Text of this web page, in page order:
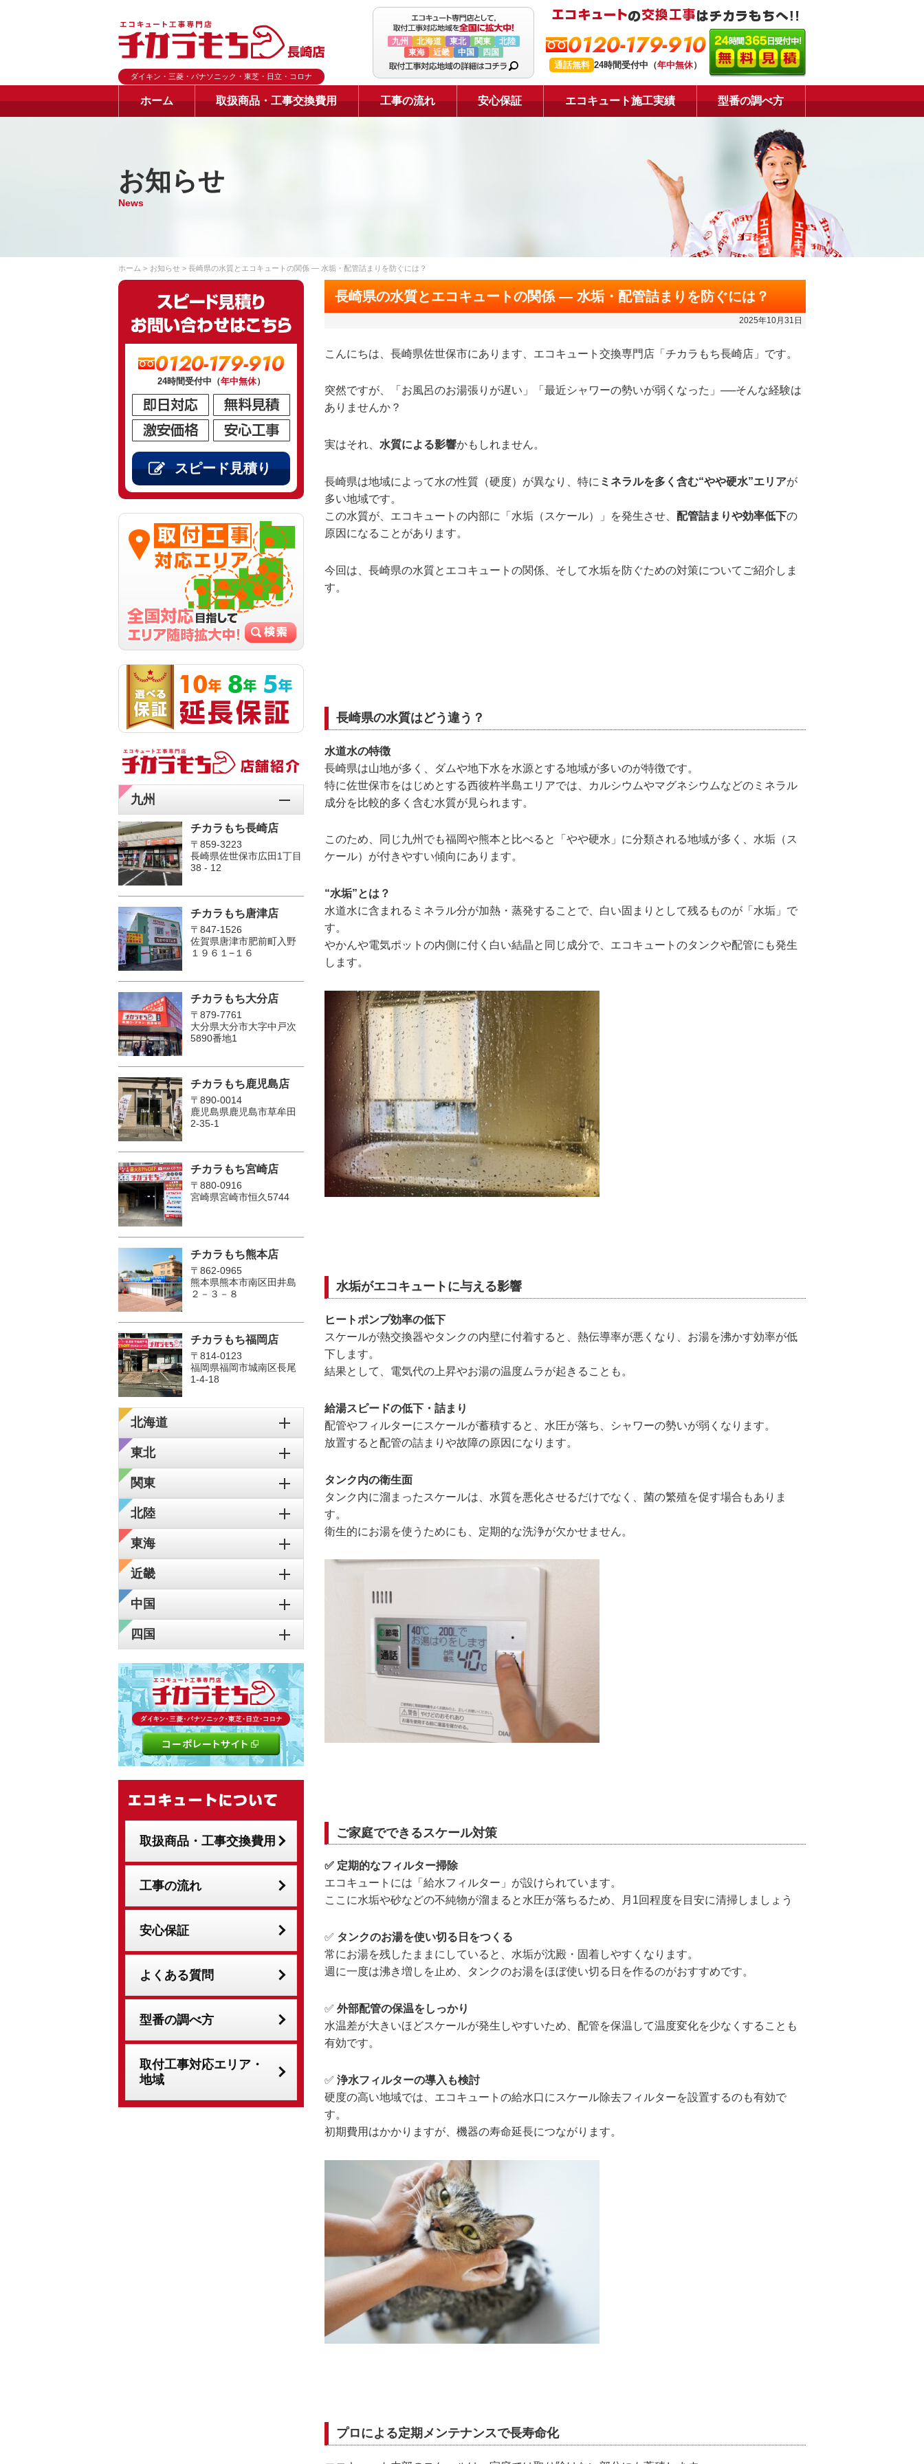
ダイキン・三菱・パナソニック・東芝・日立・コロナ
九州 北海道 東北 関東
北陸
東海
近畿 中国 四国 0120-179-910
通話無料 24時間受付中（年中無休）
ホーム 取扱商品・工事交換費用 工事の流れ 安心保証 エコキュート施工実績 型番の調べ方
お知らせ
News
ホーム お知らせ 長崎県の水質とエコキュートの関係 ― 水垢・配管詰まりを防ぐには？
長崎県の水質とエコキュートの関係 ― 水垢・配管詰まりを防ぐには？
2025年10月31日
こんにちは、長崎県佐世保市にあります、エコキュート交換専門店「チカラもち長崎店」です。
突然ですが、「お風呂のお湯張りが遅い」「最近シャワーの勢いが弱くなった」──そんな経験は
ありませんか？
実はそれ、 水質による影響かもしれません。
長崎県は地域によって水の性質（硬度）が異なり、特に ミネラルを多く含む“やや硬水”エリアが
多い地域です。
この水質が、エコキュートの内部に「水垢（スケール）」を発生させ、 配管詰まりや効率低下の
原因になることがあります。
今回は、長崎県の水質とエコキュートの関係、そして水垢を防ぐための対策についてご紹介しま
す。
長崎県の水質はどう違う？
水道水の特徴
長崎県は山地が多く、ダムや地下水を水源とする地域が多いのが特徴です。
特に佐世保市をはじめとする西彼杵半島エリアでは、カルシウムやマグネシウムなどのミネラル
成分を比較的多く含む水質が見られます。
このため、同じ九州でも福岡や熊本と比べると「やや硬水」に分類される地域が多く、水垢（ス
ケール）が付きやすい傾向にあります。
“水垢”とは？
水道水に含まれるミネラル分が加熱・蒸発することで、白い固まりとして残るものが「水垢」で
す。
やかんや電気ポットの内側に付く白い結晶と同じ成分で、エコキュートのタンクや配管にも発生
します。
水垢がエコキュートに与える影響
ヒートポンプ効率の低下
スケールが熱交換器やタンクの内壁に付着すると、熱伝導率が悪くなり、お湯を沸かす効率が低
下します。
結果として、電気代の上昇やお湯の温度ムラが起きることも。
給湯スピードの低下・詰まり
配管やフィルターにスケールが蓄積すると、水圧が落ち、シャワーの勢いが弱くなります。
放置すると配管の詰まりや故障の原因になります。
タンク内の衛生面
タンク内に溜まったスケールは、水質を悪化させるだけでなく、菌の繁殖を促す場合もありま
す。
衛生的にお湯を使うためにも、定期的な洗浄が欠かせません。
ご家庭でできるスケール対策
✅ 定期的なフィルター掃除
エコキュートには「給水フィルター」が設けられています。
ここに水垢や砂などの不純物が溜まると水圧が落ちるため、月1回程度を目安に清掃しましょう
✅ タンクのお湯を使い切る日をつくる
常にお湯を残したままにしていると、水垢が沈殿・固着しやすくなります。
週に一度は沸き増しを止め、タンクのお湯をほぼ使い切る日を作るのがおすすめです。
✅ 外部配管の保温をしっかり
水温差が大きいほどスケールが発生しやすいため、配管を保温して温度変化を少なくすることも
有効です。
✅ 浄水フィルターの導入も検討
硬度の高い地域では、エコキュートの給水口にスケール除去フィルターを設置するのも有効で
す。
初期費用はかかりますが、機器の寿命延長につながります。
プロによる定期メンテナンスで長寿命化
0120-179-910
24時間受付中（年中無休）
スピード見積り
九州
チカラもち長崎店
〒859-3223
長崎県佐世保市広田1丁目
38 - 12
チカラもち唐津店
〒847-1526
佐賀県唐津市肥前町入野
１９６１−１６
チカラもち大分店
〒879-7761
大分県大分市大字中戸次
5890番地1
チカラもち鹿児島店
〒890-0014
鹿児島県鹿児島市草牟田
2-35-1
チカラもち宮崎店
〒880-0916
宮崎県宮崎市恒久5744
チカラもち熊本店
〒862-0965
熊本県熊本市南区田井島
２－３－８
チカラもち福岡店
〒814-0123
福岡県福岡市城南区長尾
1‐4‐18
北海道
東北
関東
北陸
東海
近畿
中国
四国
取扱商品・工事交換費用
工事の流れ
安心保証
よくある質問
型番の調べ方
取付工事対応エリア・
地域